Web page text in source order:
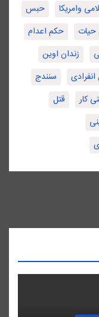
وامریکا
حبس
حکم اعدام
زندان اوین
سنندج
کار
قتل